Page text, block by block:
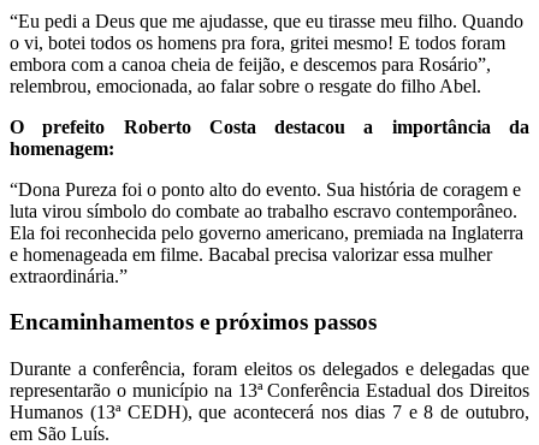
“Eu pedi a Deus que me ajudasse, que eu tirasse meu filho. Quando
o vi, botei todos os homens pra fora, gritei mesmo! E todos foram
embora com a canoa cheia de feijão, e descemos para Rosário”,
relembrou, emocionada, ao falar sobre o resgate do filho Abel.
O prefeito Roberto Costa destacou a importância da
homenagem:
“Dona Pureza foi o ponto alto do evento. Sua história de coragem e
luta virou símbolo do combate ao trabalho escravo contemporâneo.
Ela foi reconhecida pelo governo americano, premiada na Inglaterra
e homenageada em filme. Bacabal precisa valorizar essa mulher
extraordinária.”
Encaminhamentos e próximos passos
Durante a conferência, foram eleitos os delegados e delegadas que
representarão o município na 13ª Conferência Estadual dos Direitos
Humanos (13ª CEDH), que acontecerá nos dias 7 e 8 de outubro,
em São Luís.